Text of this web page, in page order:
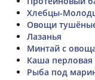
Хлебцы-
Овощи
Лазанья
Минтай с
Каша
Рыба под